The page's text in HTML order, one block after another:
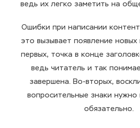
ведь их легко заметить на
Ошибки при написании
это вызывает появление
первых, точка в конце
ведь читатель и так
завершена. Во-вторых,
вопросительные знаки нужно
обязательно.